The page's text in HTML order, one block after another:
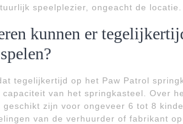
speelplezier, ongeacht de locatie.
kunnen er
tegelijkertijd op het Paw Patrol
van het springkasteel. Over
geschikt zijn voor ongeveer 6 tot 8
van de verhuurder of fabrikant